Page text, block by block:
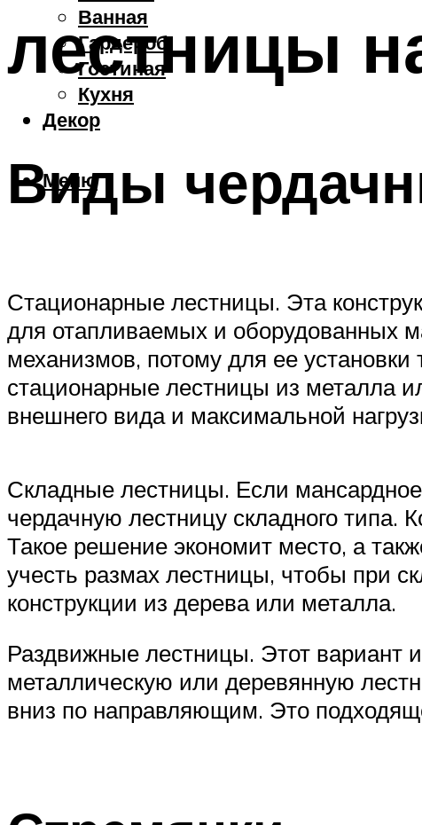
Ванная
Гардероб
Гостиная
Кухня
Декор
Меню
лестницы
Виды
Стационарные лестницы. Эта
для отапливаемых и оборудованных
механизмов, потому для ее установки
стационарные лестницы из металла
внешнего вида и максимальной
Складные лестницы. Если
чердачную лестницу складного типа.
Такое решение экономит место, а
учесть размах лестницы, чтобы при
конструкции из дерева или металла.
Раздвижные лестницы. Этот вариант
металлическую или деревянную
вниз по направляющим. Это